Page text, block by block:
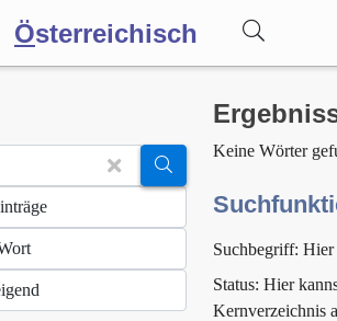
Österreichisch
Keine Wörter
Suchbegriff:
Status: Hier
Kernverzeichnis